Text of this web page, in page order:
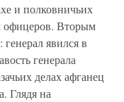
и полковничьих
офицеров. Вторым
явился в
генерала
делах афганец
Глядя на